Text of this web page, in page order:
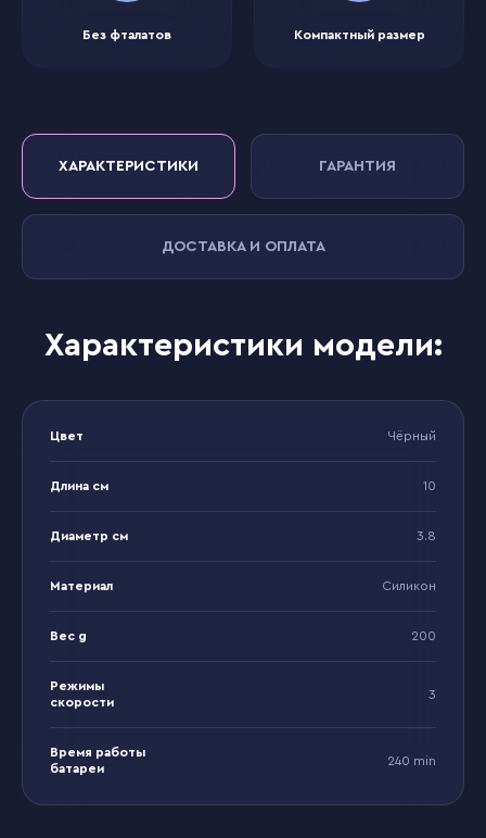
Без фталатов Компактный размер
ХАРАКТЕРИСТИКИ ГАРАНТИЯ
ДОСТАВКА И ОПЛАТА
Характеристики модели:
Цвет Чёрный
Длина см 10
Диаметр см 3.8
Материал Силикон
Вес g 200
Режимы
скорости
3
Время работы
батареи
240 min